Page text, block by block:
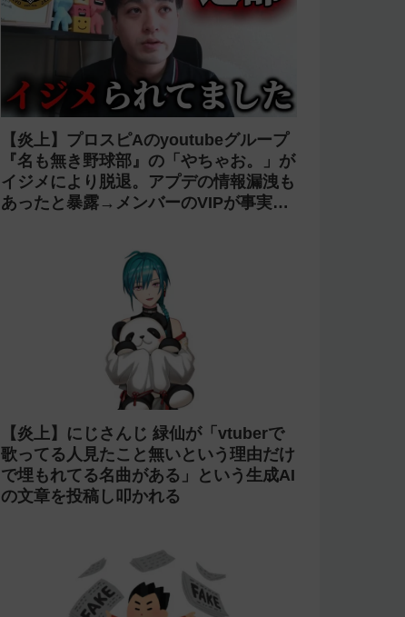
【炎上】プロスピAのyoutubeグループ
『名も無き野球部』の「やちゃお。」が
イジメにより脱退。アプデの情報漏洩も
あったと暴露→メンバーのVIPが事実無
【炎上】にじさんじ 緑仙が「vtuberで
歌ってる人見たこと無いという理由だけ
で埋もれてる名曲がある」という生成AI
の文章を投稿し叩かれる